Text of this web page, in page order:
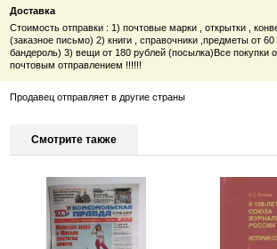
Доставка
Стоимость отправки : 1) почтовые марки , открытки ,
(заказное письмо) 2) книги , справочники ,предметы от
бандероль) 3) вещи от 180 рублей (посылка)Все покупки
почтовым отправлением !!!!!!
Продавец отправляет в другие страны
Смотрите также